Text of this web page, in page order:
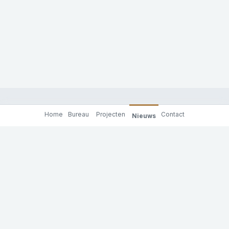
Home Bureau Projecten Nieuws Contact